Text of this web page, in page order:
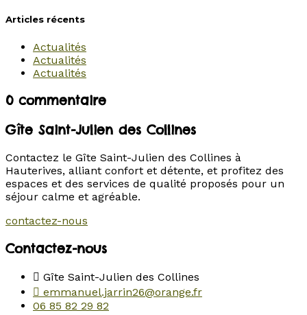
Articles récents
Actualités
Actualités
Actualités
0 commentaire
Gîte Saint-Julien des Collines
Contactez le Gîte Saint-Julien des Collines à
Hauterives, alliant confort et détente, et profitez des
espaces et des services de qualité proposés pour un
séjour calme et agréable.
contactez-nous
Contactez-nous
Gîte Saint-Julien des Collines
emmanuel.jarrin26@orange.fr
06 85 82 29 82